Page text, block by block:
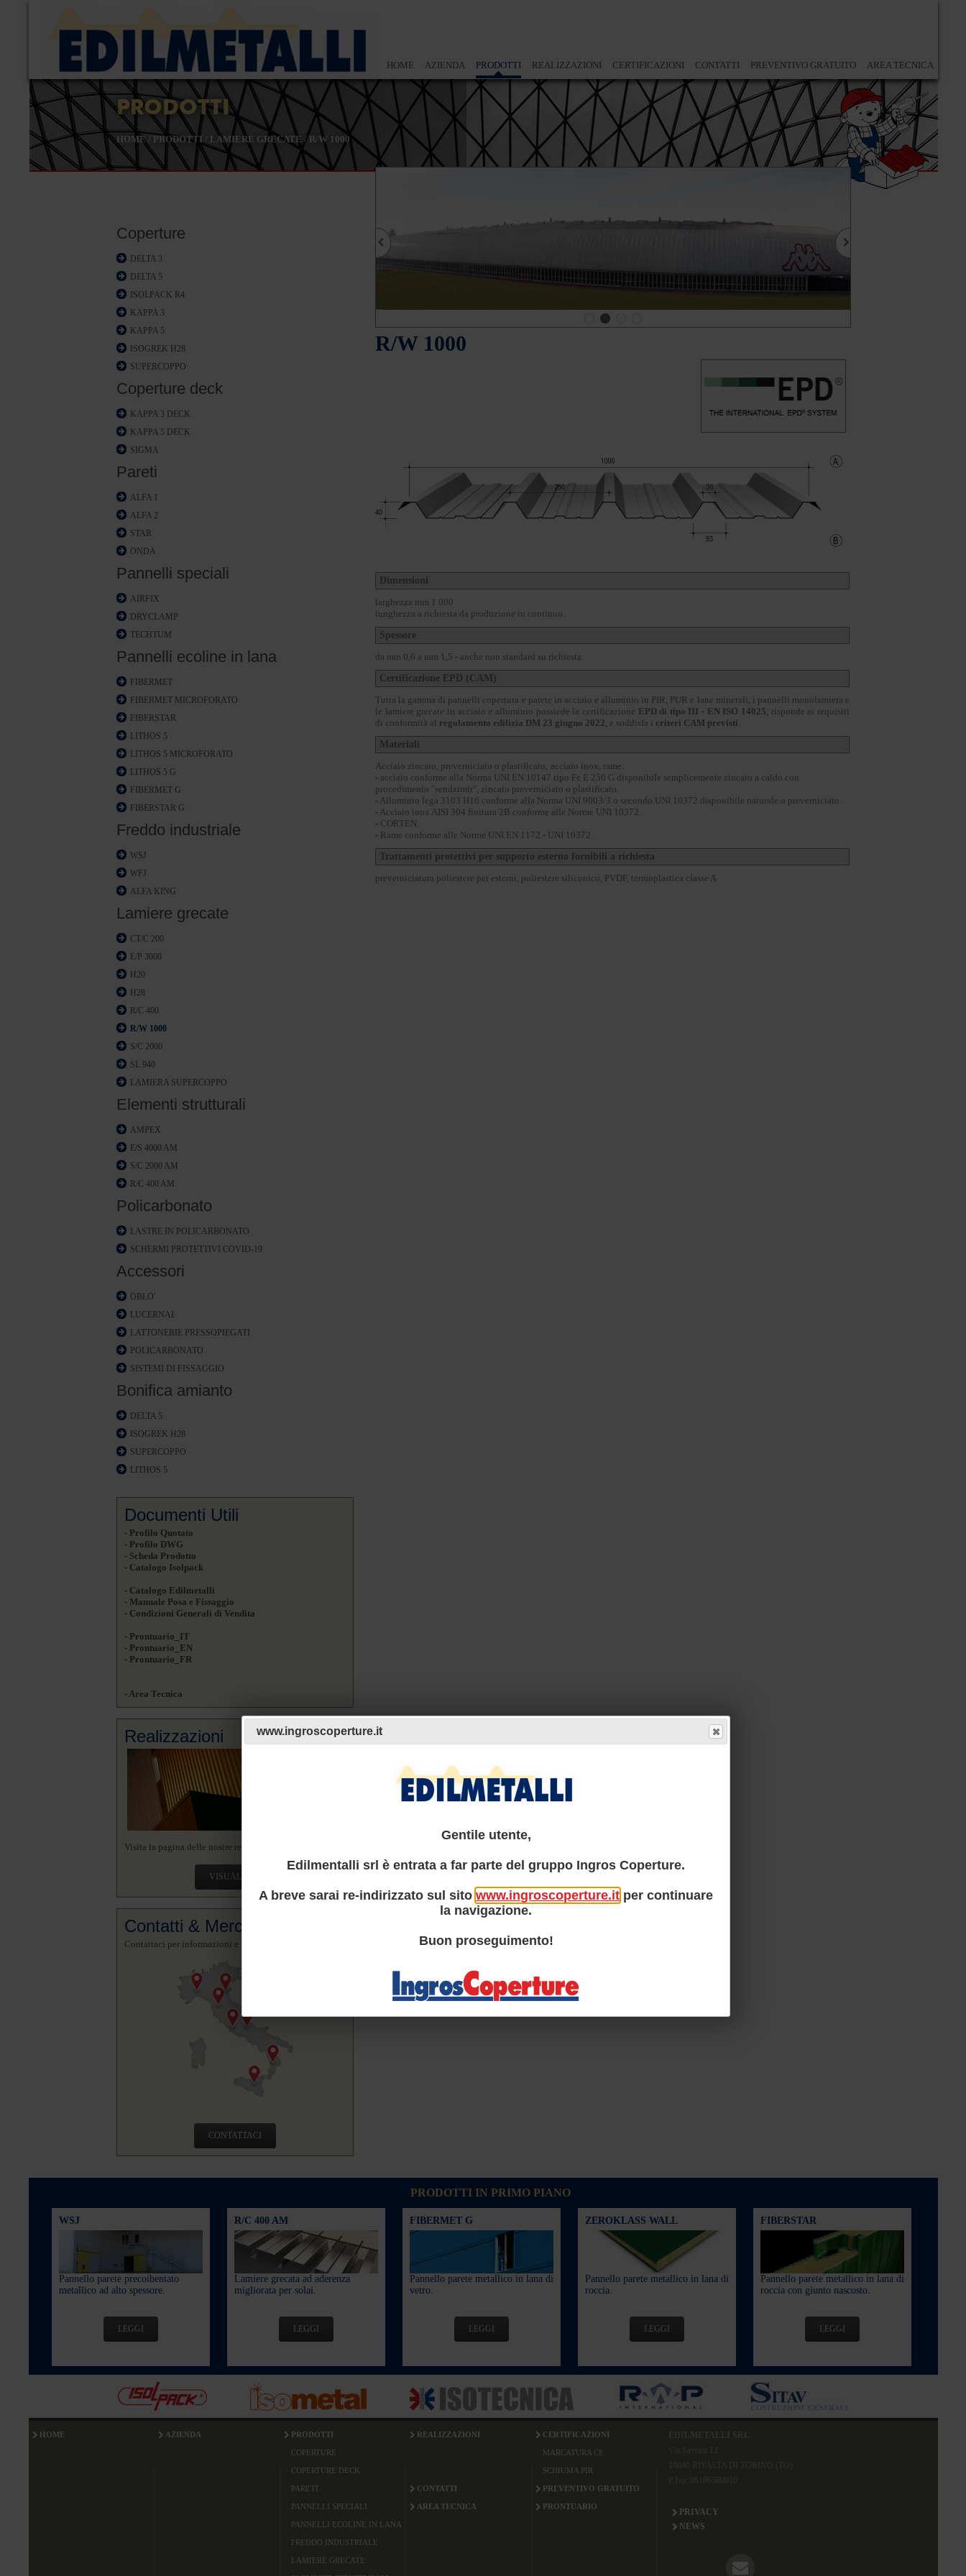
HOME AZIENDA PRODOTTI REALIZZAZIONI CERTIFICAZIONI CONTATTI PREVENTIVO GRATUITO AREA TECNICA
PRODOTTI
HOME/ PRODOTTI / LAMIERE GRECATE /R/W 1000
Coperture
DELTA 3
DELTA 5
ISOLPACK R4
KAPPA 3
KAPPA 5
ISOGREK H28
SUPERCOPPO
Coperture deck
KAPPA 3 DECK
KAPPA 5 DECK
SIGMA
Pareti
ALFA 1
ALFA 2
STAR
ONDA
Pannelli speciali
AIRFIX
DRYCLAMP
TECHTUM
Pannelli ecoline in lana
FIBERMET
FIBERMET MICROFORATO
FIBERSTAR
LITHOS 5
LITHOS 5 MICROFORATO
LITHOS 5 G
FIBERMET G
FIBERSTAR G
Freddo industriale
WSJ
WFJ
ALFA KING
Lamiere grecate
CT/C 200
E/P 3000
H20
H28
R/C 400
R/W 1000
S/C 2000
SL 940
LAMIERA SUPERCOPPO
Elementi strutturali
AMPEX
E/S 4000 AM
S/C 2000 AM
R/C 400 AM
Policarbonato
LASTRE IN POLICARBONATO
SCHERMI PROTETTIVI COVID-19
Accessori
OBLO'
LUCERNAI
LATTONERIE PRESSOPIEGATI
POLICARBONATO
SISTEMI DI FISSAGGIO
Bonifica amianto
DELTA 5
ISOGREK H28
SUPERCOPPO
LITHOS 5
Documenti Utili
- Profilo Quotato
- Profilo DWG
- Scheda Prodotto
- Catalogo Isolpack
- Catalogo Edilmetalli
- Manuale Posa e Fissaggio
- Condizioni Generali di Vendita
- Prontuario_IT
- Prontuario_EN
- Prontuario_FR
- Area Tecnica
Realizzazioni
Visita la pagina delle nostre realizzazioni.
VISUALIZZA
Contatti & Mercato
Contattaci per informazioni e richieste.
CONTATTACI
R/W 1000
Dimensioni
larghezza mm 1.000
lunghezza a richiesta da produzione in continuo.
Spessore
da mm 0,6 a mm 1,5 - anche non standard su richiesta.
Certificazione EPD (CAM)
Tutta la gamma di pannelli copertura e parete in acciaio e alluminio in PIR, PUR e lane minerali, i pannelli monolamiera e
le lamiere grecate in acciaio e alluminio possiede la certificazione EPD di tipo III - EN ISO 14025 , risponde ai requisiti
di conformità al regolamento edilizia DM 23 giugno 2022 , e soddisfa i criteri CAM previsti
Materiali
Acciaio zincato, preverniciato o plastificato; acciaio inox, rame:
- acciaio conforme alla Norma UNI EN 10147 tipo Fe E 250 G disponibile semplicemente zincato a caldo con
procedimento "sendzimir", zincato preverniciato o plastificato.
- Alluminio lega 3103 H16 conforme alla Norma UNI 9003/3 o secondo UNI 10372 disponibile naturale o preverniciato.
- Acciaio inox AISI 304 finitura 2B conforme alle Norme UNI 10372.
- CORTEN.
- Rame conforme alle Norme UNI EN 1172 - UNI 10372.
Trattamenti protettivi per supporto esterno fornibili a richiesta
preverniciatura poliestere per esterni, poliestere siliconico, PVDF, termoplastica classe A
PRODOTTI IN PRIMO PIANO
WSJ
Pannello parete precoibentato
metallico ad alto spessore.
LEGGI
R/C 400 AM
Lamiere grecata ad aderenza
migliorata per solai.
LEGGI
FIBERMET G
Pannello parete metallico in lana di
vetro.
LEGGI
ZEROKLASS WALL
Pannello parete metallico in lana di
roccia.
LEGGI
FIBERSTAR
Pannello parete metallico in lana di
roccia con giunto nascosto.
LEGGI
HOME AZIENDA PRODOTTI
COPERTURE
COPERTURE DECK
PARETI
PANNELLI SPECIALI
PANNELLI ECOLINE IN LANA
FREDDO INDUSTRIALE
LAMIERE GRECATE
REALIZZAZIONI CERTIFICAZIONI
MARCATURA CE
SCHIUMA PIR
CONTATTI PREVENTIVO GRATUITO
AREA TECNICA PRONTUARIO
PRIVACY
NEWS
www.ingroscoperture.it
Gentile utente,
Edilmentalli srl è entrata a far parte del gruppo Ingros Coperture.
A breve sarai re-indirizzato sul sitowww.ingroscoperture.it per continuare
la navigazione.
Buon proseguimento!